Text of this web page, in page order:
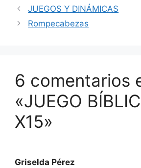
JUEGOS Y DINÁMICAS
Rompecabezas
6 comentarios
«JUEGO
X15»
Griselda Pérez